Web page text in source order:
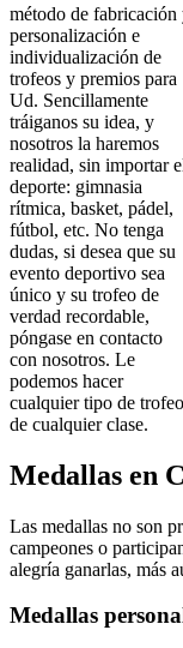
método de fabricación
personalización e
individualización de
trofeos y premios para
Ud. Sencillamente
tráiganos su idea, y
nosotros la haremos
realidad, sin importar
deporte: gimnasia
rítmica, basket, pádel,
fútbol, etc. No tenga
dudas, si desea que su
evento deportivo sea
único y su trofeo de
verdad recordable,
póngase en contacto
con nosotros. Le
podemos hacer
cualquier tipo de trofeo
de cualquier clase.
Medallas en
Las medallas no son
campeones o
alegría ganarlas, más
Medallas